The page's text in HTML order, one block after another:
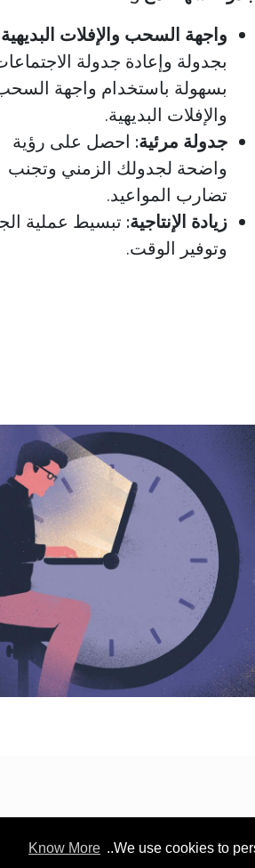
We use cookies to
Know More
واجهة السحب والإفلات
بجدولة وإعادة جدولة
بسهولة باستخدام واجهة
والإفلات البديهية.
جدولة مرئية: احصل على رؤية
واضحة لجدولك الزمني وتجنب
تضارب المواعيد.
زيادة الإنتاجية: تبسيط عملية
وتوفير الوقت.